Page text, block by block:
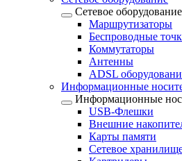
Сетевое оборудование
Маршрутизаторы
Беспроводные
Коммутаторы
Антенны
ADSL
Информационные
Информационные
USB-Флешки
Внешние
Карты памяти
Сетевое